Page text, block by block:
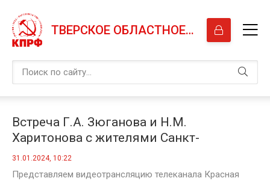
ТВЕРСКОЕ ОБЛАСТНОЕ ОТДЕЛЕНИЕ КПРФ
Встреча Г.А. Зюганова и Н.М.
Харитонова с жителями Санкт-
Петербурга
31.01.2024, 10:22
Представляем видеотрансляцию телеканала Красная